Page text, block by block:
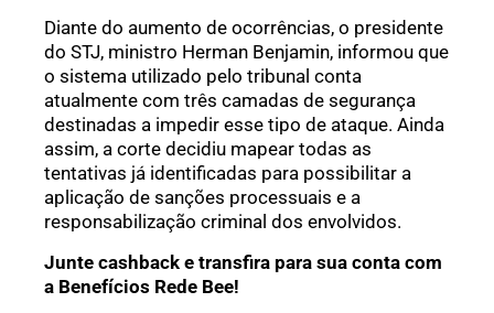
Diante do aumento de ocorrências, o presidente
do STJ, ministro Herman Benjamin, informou que
o sistema utilizado pelo tribunal conta
atualmente com três camadas de segurança
destinadas a impedir esse tipo de ataque. Ainda
assim, a corte decidiu mapear todas as
tentativas já identificadas para possibilitar a
aplicação de sanções processuais e a
responsabilização criminal dos envolvidos.
Junte cashback e transfira para sua conta com
a Benefícios Rede Bee!